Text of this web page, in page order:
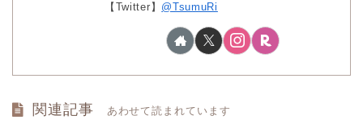
【Twitter】 @TsumuRi
関連記事 あわせて読まれています